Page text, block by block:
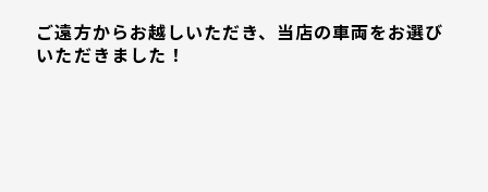
ご遠方からお越しいただき、当店の車両をお選び
いただきました！